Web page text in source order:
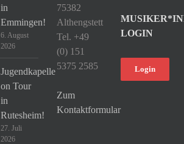
in
Emmingen!
6. August
2026
Jugendkapelle
on Tour
in
Rutesheim!
27. Juli
2026
75382
Althengstett
Tel. +49
(0) 151
5375 2585
Zum
Kontaktformular
LOGIN
Login